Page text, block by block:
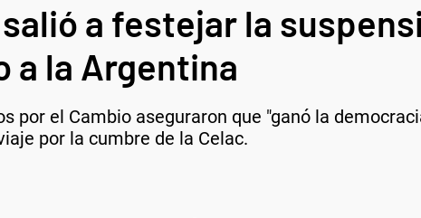
a festejar la
a la Argentina
por el Cambio aseguraron que "ganó la
por la cumbre de la Celac.